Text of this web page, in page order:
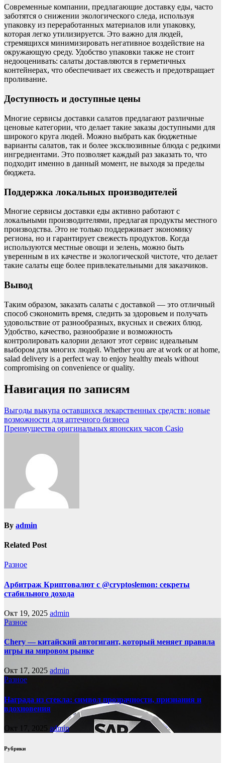
Современные компании, предлагающие доставку еды, часто
заботятся о снижении экологического следа, используя
упаковку из переработанных материалов или упаковку,
которая легко утилизируется. Это важно для людей,
стремящихся минимизировать негативное воздействие на
окружающую среду. Удобство упаковки также не стоит
недооценивать: салаты доставляются в герметичных
контейнерах, что обеспечивает их свежесть и предотвращает
проливание.
Доступность и доступные цены
Многие сервисы доставки салатов предлагают различные
ценовые категории, что делает такие заказы доступными для
широкого круга людей. Можно выбрать как бюджетные
варианты салатов, так и более эксклюзивные блюда с редкими
ингредиентами. Это позволяет каждый раз заказать то, что
подходит именно в данный момент, не выходя за пределы
бюджета.
Поддержка локальных производителей
Многие сервисы доставки еды активно работают с
локальными производителями, предлагая продукты местного
производства. Это не только поддерживает экономику
региона, но и гарантирует свежесть продуктов. Когда
используются местные овощи и зелень, можно быть
уверенным в их качестве и экологической чистоте, что делает
такие салаты еще более привлекательными для заказчиков.
Вывод
Таким образом, заказать салаты с доставкой — это отличный
способ сэкономить время, следить за здоровьем и получать
удовольствие от разнообразных, вкусных и свежих блюд.
Удобство, качество, разнообразие и возможность
контролировать калории делают этот сервис идеальным
выбором для многих людей. Whether you are at work or at home,
salad delivery is a perfect way to enjoy healthy meals without
compromising on convenience or quality.
Навигация по записям
Выгоды выкупа оставшихся лекарственных средств: новые
возможности для аптечного бизнеса
Преимущества оригинальных японских часов Casio
By admin
Related Post
Разное
Арбитраж Криптовалют с @cryptoslemon: секреты
стабильного дохода
Окт 19, 2025 admin
Разное
Chery — китайский автогигант, который меняет правила
игры на мировом рынке
Окт 17, 2025 admin
Разное
Награда из стекла: символ прозрачности, признания и
вдохновения
Окт 17, 2025 admin
Рубрики